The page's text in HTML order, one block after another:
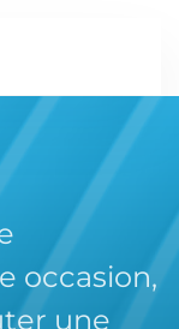
occasion,
une